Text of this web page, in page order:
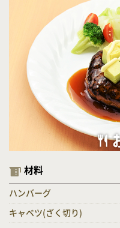
材料
ハンバーグ
キャベツ(ざく切り)